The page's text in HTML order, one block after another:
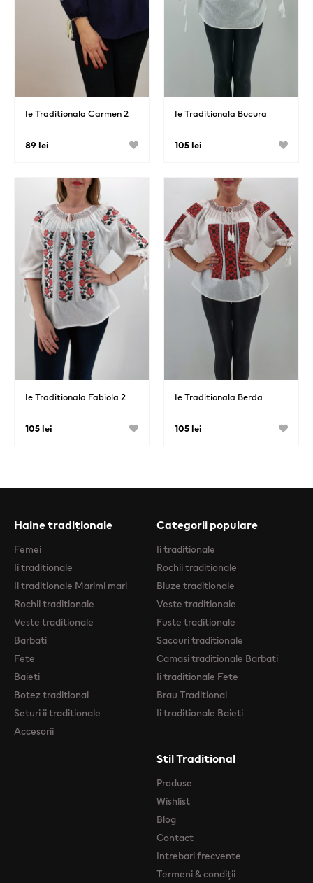
Ie Traditionala Carmen 2
89 lei
Ie Traditionala Bucura
105 lei
Ie Traditionala Fabiola 2
105 lei
Ie Traditionala Berda
105 lei
Haine tradiționale
Femei
Ii traditionale
Ii traditionale Marimi mari
Rochii traditionale
Veste traditionale
Barbati
Fete
Baieti
Botez traditional
Seturi ii traditionale
Accesorii
Categorii populare
Ii traditionale
Rochii traditionale
Bluze traditionale
Veste traditionale
Fuste traditionale
Sacouri traditionale
Camasi traditionale Barbati
Ii traditionale Fete
Brau Traditional
Ii traditionale Baieti
Stil Traditional
Produse
Wishlist
Blog
Contact
Intrebari frecvente
Termeni & condiții